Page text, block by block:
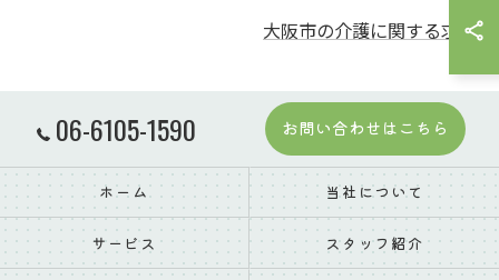
大阪市の介護に関する求人
06-6105-1590 お問い合わせはこちら
ホーム 当社について
サービス スタッフ紹介